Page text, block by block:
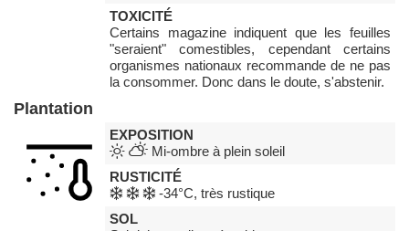
TOXICITÉ
Certains magazine indiquent que les feuilles
"seraient" comestibles, cependant certains
organismes nationaux recommande de ne pas
la consommer. Donc dans le doute, s'abstenir.
Plantation
EXPOSITION
Mi-ombre à plein soleil
RUSTICITÉ
-34°C, très rustique
SOL